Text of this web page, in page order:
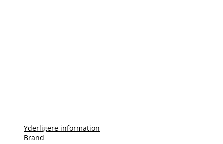
Yderligere information
Brand